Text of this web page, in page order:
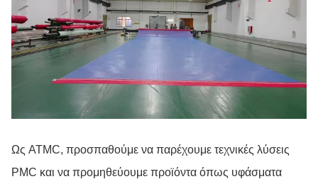
Ως ATMC, προσπαθούμε να παρέχουμε τεχνικές λύσεις
PMC και να προμηθεύουμε προϊόντα όπως υφάσματα